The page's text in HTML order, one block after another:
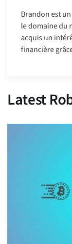
Brandon est
le domaine du
acquis un
financière
Latest